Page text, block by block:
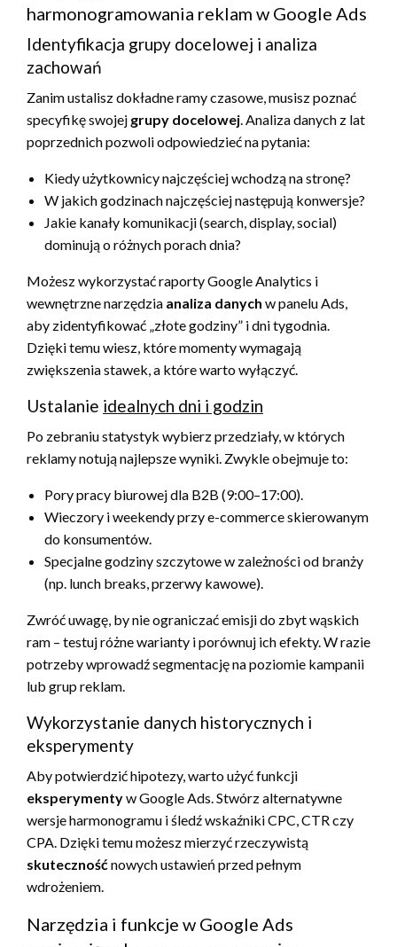
harmonogramowania reklam w Google Ads
Identyfikacja grupy docelowej i analiza
zachowań
Zanim ustalisz dokładne ramy czasowe, musisz poznać
specyfikę swojej grupy docelowej. Analiza danych z lat
poprzednich pozwoli odpowiedzieć na pytania:
Kiedy użytkownicy najczęściej wchodzą na stronę?
W jakich godzinach najczęściej następują konwersje?
Jakie kanały komunikacji (search, display, social)
dominują o różnych porach dnia?
Możesz wykorzystać raporty Google Analytics i
wewnętrzne narzędzia analiza danych w panelu Ads,
aby zidentyfikować „złote godziny” i dni tygodnia.
Dzięki temu wiesz, które momenty wymagają
zwiększenia stawek, a które warto wyłączyć.
Ustalanie idealnych dni i godzin
Po zebraniu statystyk wybierz przedziały, w których
reklamy notują najlepsze wyniki. Zwykle obejmuje to:
Pory pracy biurowej dla B2B (9:00–17:00).
Wieczory i weekendy przy e-commerce skierowanym
do konsumentów.
Specjalne godziny szczytowe w zależności od branży
(np. lunch breaks, przerwy kawowe).
Zwróć uwagę, by nie ograniczać emisji do zbyt wąskich
ram – testuj różne warianty i porównuj ich efekty. W razie
potrzeby wprowadź segmentację na poziomie kampanii
lub grup reklam.
Wykorzystanie danych historycznych i
eksperymenty
Aby potwierdzić hipotezy, warto użyć funkcji
eksperymentyw Google Ads. Stwórz alternatywne
wersje harmonogramu i śledź wskaźniki CPC, CTR czy
CPA. Dzięki temu możesz mierzyć rzeczywistą
skutecznośćnowych ustawień przed pełnym
wdrożeniem.
Narzędzia i funkcje w Google Ads